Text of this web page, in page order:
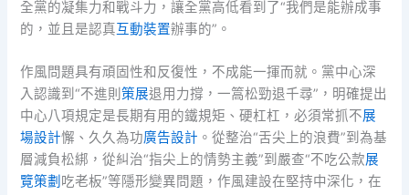
全黨的凝集力和戰斗力，讓全黨高低看到了“我們是能辦成事
的，並且是認真互動裝置辦事的”。
作風問題具有頑固性和反復性，不成能一揮而就。黨中心深
入認識到“不進則策展退用力撐，一篙松勁退千尋”，明確提出
中心八項規定是長期有用的鐵規矩、硬杠杠，必須常抓不展
場設計懈、久久為功廣告設計 。從整治“舌尖上的浪費”到為基
層減負松綁，從糾治“指尖上的情勢主義”到嚴查“不吃公款展
覽策劃 吃老板”等隱形變異問題，作風建設在堅持中深化，在